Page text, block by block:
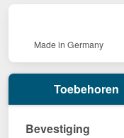
Made in Germany
Toebehoren
Bevestiging